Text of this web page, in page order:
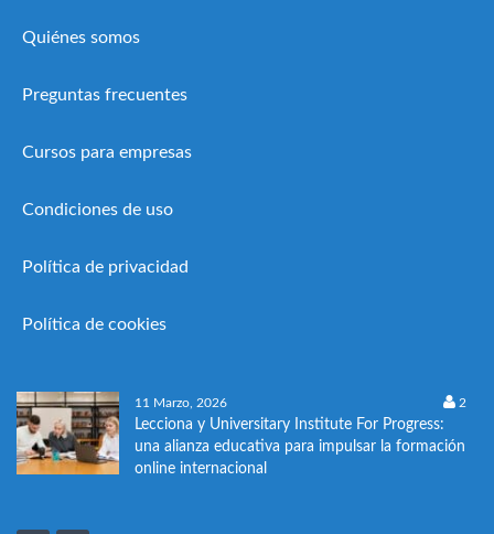
Quiénes somos
Preguntas frecuentes
Cursos para empresas
Condiciones de uso
Política de privacidad
Política de cookies
11 Marzo, 2026 2
Lecciona y Universitary Institute For Progress:
una alianza educativa para impulsar la formación
online internacional